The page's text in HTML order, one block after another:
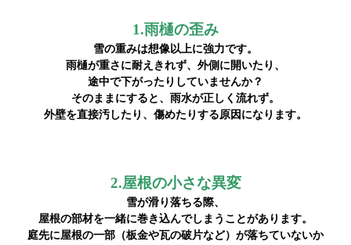
1.雨樋の歪み
雪の重みは想像以上に強力です。
雨樋が重さに耐えきれず、外側に開いたり、
途中で下がったりしていませんか？
そのままにすると、雨水が正しく流れず。
外壁を直接汚したり、傷めたりする原因になります。
2.屋根の小さな異変
雪が滑り落ちる際、
屋根の部材を一緒に巻き込んでしまうことがあります。
庭先に屋根の一部（板金や瓦の破片など）が落ちていないか